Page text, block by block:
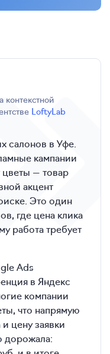
LoftyLab
салонов в Уфе.
кампании
цветы — товар
акцент
Это один
где цена клика
работа требует
Ads
в Яндекс
компании
что напрямую
цену заявки
дорожала: